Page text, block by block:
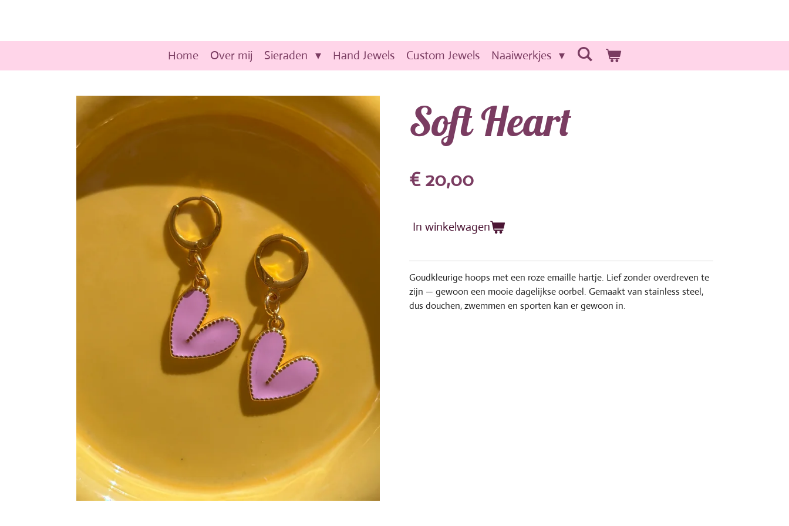
naar
hoofdinhoud
Home Over mij Sieraden Hand Jewels Custom Jewels Naaiwerkjes
Soft Heart
€ 20,00
In winkelwagen
Goudkleurige hoops met een roze emaille hartje. Lief zonder overdreven te
zijn — gewoon een mooie dagelijkse oorbel. Gemaakt van stainless steel,
dus douchen, zwemmen en sporten kan er gewoon in.